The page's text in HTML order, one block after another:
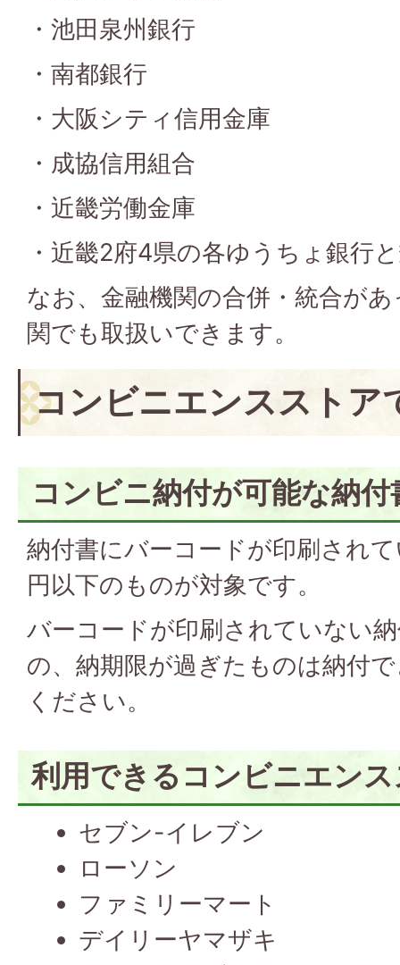
・池田泉州銀行
・南都銀行
・大阪シティ信用金庫
・成協信用組合
・近畿労働金庫
・近畿2府4県の各ゆうちょ銀行
なお、金融機関の合併・統合が
関でも取扱いできます。
コンビニエンスストア
コンビニ納付が可能な納付
納付書にバーコードが印刷され
円以下のものが対象です。
バーコードが印刷されていない
の、納期限が過ぎたものは納付
ください。
利用できるコンビニエン
セブン-イレブン
ローソン
ファミリーマート
デイリーヤマザキ